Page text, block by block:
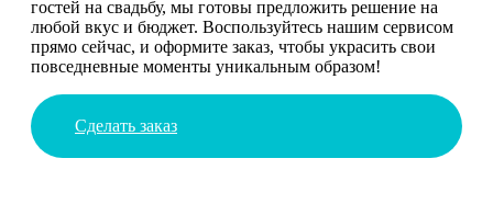
гостей на свадьбу, мы готовы предложить решение на
любой вкус и бюджет. Воспользуйтесь нашим сервисом
прямо сейчас, и оформите заказ, чтобы украсить свои
повседневные моменты уникальным образом!
Сделать заказ